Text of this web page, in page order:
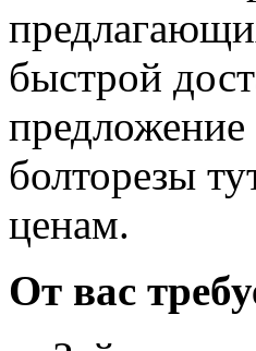
быстрой
предложение
болторезы
ценам.
От вас